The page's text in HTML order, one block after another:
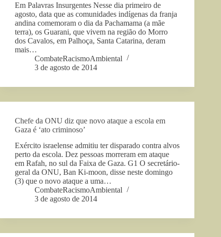
Em Palavras Insurgentes Nesse dia primeiro de
agosto, data que as comunidades indígenas da franja
andina comemoram o dia da Pachamama (a mãe
terra), os Guarani, que vivem na região do Morro
dos Cavalos, em Palhoça, Santa Catarina, deram
mais…
CombateRacismoAmbiental
3 de agosto de 2014
Chefe da ONU diz que novo ataque a escola em
Gaza é ‘ato criminoso’
Exército israelense admitiu ter disparado contra alvos
perto da escola. Dez pessoas morreram em ataque
em Rafah, no sul da Faixa de Gaza. G1 O secretário-
geral da ONU, Ban Ki-moon, disse neste domingo
(3) que o novo ataque a uma…
CombateRacismoAmbiental
3 de agosto de 2014